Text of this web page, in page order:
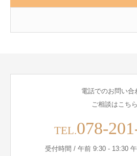
電話でのお問い合
ご相談はこちら
TEL.078-
受付時間 / 午前 9:30 - 13:30